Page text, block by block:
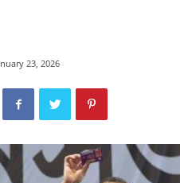
23, 2026